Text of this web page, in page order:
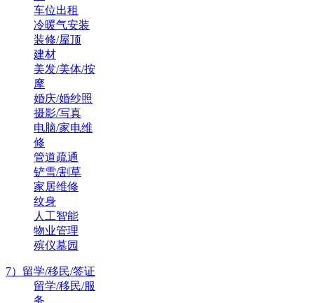
车位出租
冷暖气安装
装修/屋顶
建材
美发/美体/按
摩
婚庆/婚纱照
摄影/写真
电脑/家电维
修
管道疏通
铲雪/割草
家居维修
纹身
人工智能
物业管理
殡仪墓园
7）留学/移民/签证
留学/移民/服
务